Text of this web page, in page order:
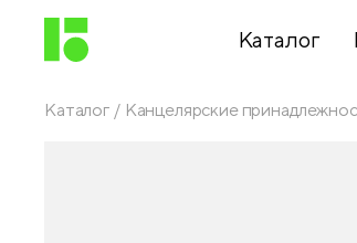
Каталог
Каталог Канцелярские